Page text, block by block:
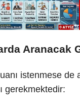
Aranacak
istenmese de
gerekmektedir: